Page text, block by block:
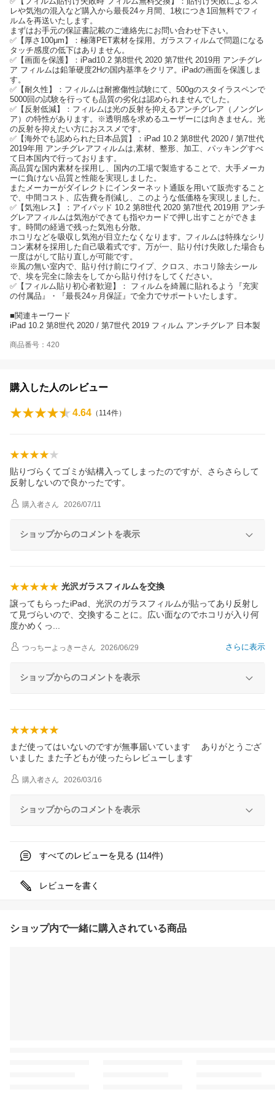
レや気泡の混入など購入から最長24ヶ月間、1枚につき1回無料でフィ
ルムを再送いたします。
まずはお手元の保証書記載のご連絡先にお問い合わせ下さい。
✅【厚さ100μm】：極薄PET素材を採用。ガラスフィルムで問題になる
タッチ感度の低下はありません。
✅【画面を保護】：iPad10.2 第8世代 2020 第7世代 2019用 アンチグレ
ア フィルムは鉛筆硬度2Hの国内基準をクリア。iPadの画面を保護しま
す。
✅【耐久性】：フィルムは耐擦傷性試験にて、500gのスタイラスペンで
5000回の試験を行っても品質の劣化は認められませんでした。
✅【反射低減】：フィルムは光の反射を抑えるアンチグレア（ノングレ
ア）の特性があります。※透明感を求めるユーザーには向きません。光
の反射を抑えたい方におススメです。
✅【海外でも認められた日本品質】：iPad 10.2 第8世代 2020 / 第7世代
2019年用 アンチグレアフィルムは,素材、整形、加工、パッキングすべ
て日本国内で行っております。
高品質な国内素材を採用し、国内の工場で製造することで、大手メーカ
ーに負けない品質と性能を実現しました。
またメーカーがダイレクトにインターネット通販を用いて販売すること
で、中間コスト、広告費を削減し、このような低価格を実現しました。
✅【気泡レス】：アイパッド 10.2 第8世代 2020 第7世代 2019用 アンチ
グレアフィルムは気泡ができても指やカードで押し出すことができま
す。時間の経過で残った気泡も分散。
ホコリなどを吸収し気泡が目立たなくなります。フィルムは特殊なシリ
コン素材を採用した自己吸着式です。万が一、貼り付け失敗した場合も
一度はがして貼り直しが可能です。
※風の無い室内で、貼り付け前にワイプ、クロス、ホコリ除去シール
で、埃を完全に除去をしてから貼り付けをしてください。
✅【フィルム貼り初心者歓迎】： フィルムを綺麗に貼れるよう『充実
の付属品』・『最長24ヶ月保証』で全力でサポートいたします。
■関連キーワード
iPad 10.2 第8世代 2020 / 第7世代 2019 フィルム アンチグレア 日本製
商品番号：420
購入した人のレビュー
4.64 （ 114件）
貼りづらくてゴミが結構入ってしまったのですが、さらさらして
反射しないので良かったです。
購入者さん 2026/07/11
ショップからのコメントを表示
光沢ガラスフィルムを交換
譲ってもらったiPad、光沢のガラスフィルムが貼ってあり反射し
て見づらいので、交換することに。広い面なのでホコリが入り何
度かめく っ
さらに表示
つっちーよっきーさん 2026/06/29
ショップからのコメントを表示
まだ使ってはいないのですが無事届いています ありがとうござ
いました また子どもが使ったらレビューします
購入者さん 2026/03/16
ショップからのコメントを表示
すべてのレビューを見る (114件)
レビューを書く
ショップ内で一緒に購入されている商品